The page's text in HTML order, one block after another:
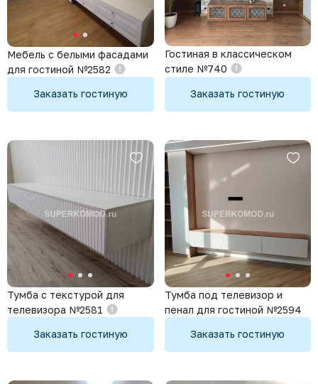
Мебель с белыми фасадами
для гостиной №2582
Заказать гостиную
Гостиная в классическом
стиле №740
Заказать гостиную
Тумба с текстурой для
телевизора №2581
Заказать гостиную
Тумба под телевизор и
пенал для гостиной №2594
Заказать гостиную